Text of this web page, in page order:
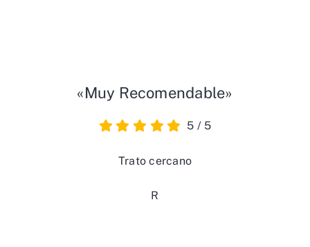
«Muy Recomendable»
5 / 5
Trato cercano
R